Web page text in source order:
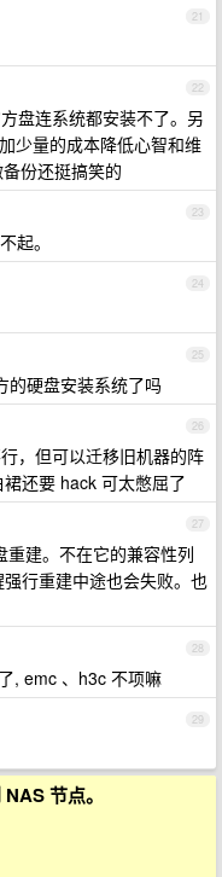
21
22
盘连系统都安装不了。另
少量的成本降低心智和维
份还挺搞笑的
23
起。
24
25
的硬盘安装系统了吗
26
，但可以迁移旧机器的阵
还要 hack 可太憋屈了
27
重建。不在它的兼容性列
行重建中途也会失败。也
28
, emc 、h3c 不项嘛
29
节点。